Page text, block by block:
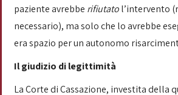
paziente avrebbe rifiutatol’intervento
necessario), ma solo che lo avrebbe
era spazio per un autonomo
Il giudizio di legittimità
La Corte di Cassazione, investita della